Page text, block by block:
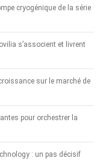
cryogénique de la série
s’associent et livrent
sur le marché de
pour orchestrer la
: un pas décisif